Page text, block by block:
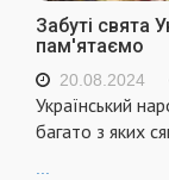
Забуті свята
пам'ятаємо
20.08.2024
Український
багато з яких
...